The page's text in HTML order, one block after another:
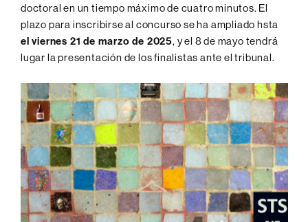
doctoral en un tiempo máximo de cuatro minutos. El
plazo para inscribirse al concurso se ha ampliado hsta
el viernes 21 de marzo de 2025, y el 8 de mayo tendrá
lugar la presentación de los finalistas ante el tribunal.